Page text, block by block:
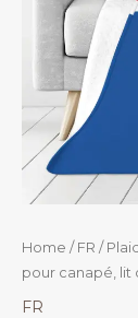
Home / FR /
pour canapé, lit
FR